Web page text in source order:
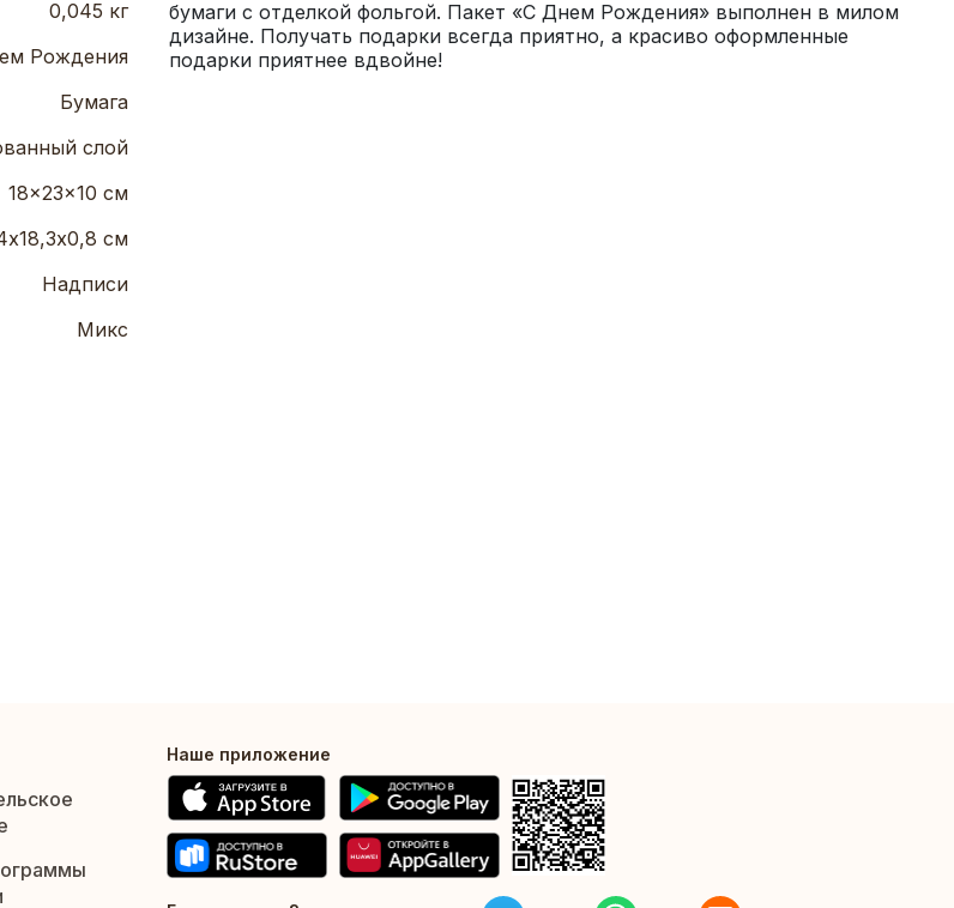
0,045 кг
Рождения
Бумага
слой
18x23x10 см
см
Надписи
Микс
бумаги с отделкой фольгой. Пакет «С Днем Рождения» выполнен в милом
дизайне. Получать подарки всегда приятно, а красиво оформленные
подарки приятнее вдвойне!
Наше приложение